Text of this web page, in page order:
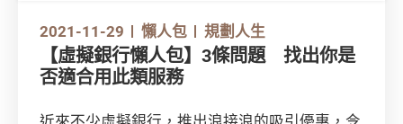
2021-11-29 懶人包 規劃人生
【虛擬銀行懶人包】3條問題 找出你是
否適合用此類服務